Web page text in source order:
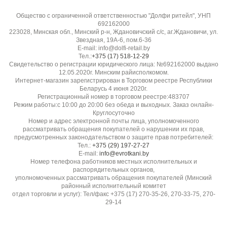
Низкая
Гладкость / скользкость:
Скользкая при раскрое, требует фиксации
Прозрачность:
Непрозрачная
Устойчивость к пиллингу:
Высокая (основа), пайетки могут повреждаться
Бренд / производитель:
Общество с ограниченной ответственностью "Долфи ритейл", УНП
692162000
223028, Минская обл., Минский р-н, Ждановичский с/с, аг.Ждановичи, ул.
Звездная, 19А-6, пом.6-36
E-mail: info@dolfi-retail.by
Тел.:+375 (17) 518-12-29
Свидетельство о регистрации юридического лица: №692162000 выдано
12.05.2020г. Минским райисполкомом.
Интернет-магазин зарегистрирован в Торговом реестре Республики
Беларусь 4 июня 2020г.
Регистрационный номер в торговом реестре:483707
Режим работы:с 10:00 до 20:00 без обеда и выходных. Заказ онлайн-
Круглосуточно
Номер и адрес электронной почты лица, уполномоченного
рассматривать обращения покупателей о нарушении их прав,
предусмотренных законодательством о защите прав потребителей:
Тел.: +375 (29) 197-27-27
E-mail: info@evrotkani.by
Номер телефона работников местных исполнительных и
распорядительных органов,
уполномоченных рассматривать обращения покупателей (Минский
районный исполнительный комитет
отдел торговли и услуг): Тел/факс +375 (17) 270-35-26, 270-33-75, 270-
29-14